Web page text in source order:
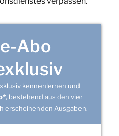
Abo
kennenlernen und
, bestehend aus den vier
erscheinenden Ausgaben.